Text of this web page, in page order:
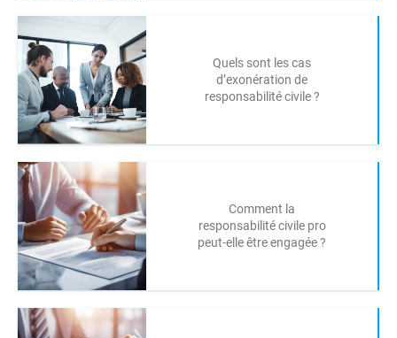
Quels sont les cas
d’exonération de
responsabilité civile ?
Comment la
responsabilité civile pro
peut-elle être engagée ?